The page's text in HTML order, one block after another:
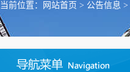
当前位置： 网站首页 > 公告信息 >